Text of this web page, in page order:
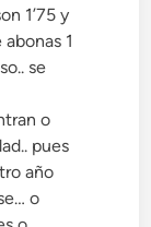
1’75 y
1
se
o
pues
año
o